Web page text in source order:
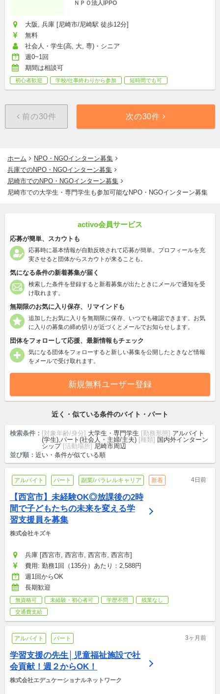
ＮＰＯ法人IPPO
大阪, 兵庫 [尼崎市/尼崎駅 徒歩12分]
無料
社会人・学生(高, 大, 専)・シニア
週0~1回
期間は相談可
初心者歓迎 学校/仕事終わりから参加 短時間でも可
前の30件 次の30件
ホーム
NPO・NGOインターン募集
兵庫でのNPO・NGOインターン募集
尼崎市でのNPO・NGOインターン募集
尼崎市での大学生・専門学生も参加可能なNPO・NGOインターン募集
activo会員サービス
応募が簡単、スカウトも
応募時に基本情報が自動反映されて応募が簡単。プロフィールを充
実させると団体からスカウトが来ることも。
気になる条件の新着募集が届く
検索した条件を登録すると新着募集が出たときにメールで通知を受
け取れます。
無期限のお気に入り保存、リマインドも
追加したお気に入りを無期限に保存、いつでも確認できます。お気
に入りの募集の締め切りが近づくとメールでお知らせします。
団体をフォローして応援、最新情報もチェック
気になる団体をフォローすると新しい募集を公開したときなど情報
をメールで受け取れます。
新規無料ユーザー登録
近く・似ている条件のバイト・パート
検索条件： [対象年齢/身分] 大学生・専門学生 [勤務形態] アルバイト
(学生),パート(社会人・主婦/主夫) [種類] 国内外インターン
シップ [活動場所] 尼崎市周辺
並び順： 近い・条件が似ている順
アルバイト パート 副業/パラレルキャリア 新着 4日前
【西宮市】未経験OK◎放課後の2時
間で子どもたちの未来を変える学
習支援員を募集
株式会社キズキ
兵庫 [西宮市, 西宮市, 西宮市, 西宮市]
費用: 勤務1回（135分）あたり：2,588円
週1回からOK
長期歓迎
無資格可 未経験・初心者可 学歴不問
残業なし
交通費支給
アルバイト パート 3ヶ月前
学習支援の先生│児童福祉施設で社
会貢献！週２からOK！
株式会社エデュケーショナルネットワーク